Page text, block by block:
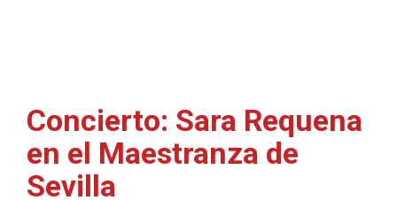
Concierto: Sara Requena
en el Maestranza de
Sevilla